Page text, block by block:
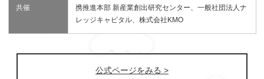
共催
携推進本部 新産業創出研究センター、一般社団法人ナ
レッジキャピタル、株式会社KMO
公式ページをみる >